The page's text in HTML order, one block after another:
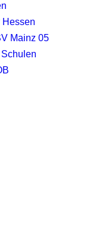
Mainz 05